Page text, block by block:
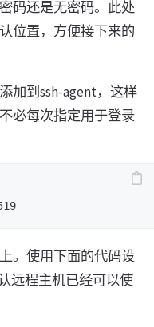
码还是无密码。此处
位置，方便接下来的
加到ssh-agent，这样
必每次指定用于登录
。使用下面的代码设
远程主机已经可以使